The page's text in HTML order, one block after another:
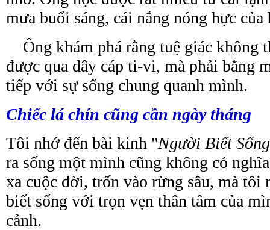
mưa buổi sáng, cái nắng nóng hực
Ông khám phá rằng tuệ giác không
được qua dây cáp ti-vi, mà phải bằng
tiếp với sự sống chung quanh mình.
Chiếc lá chín cũng cần ngày tháng
Tôi nhớ đến bài kinh "Người Biết
ra sống một mình cũng không có
xa cuộc đời, trốn vào rừng sâu, mà tôi
biết sống với trọn vẹn thân tâm của
cảnh.